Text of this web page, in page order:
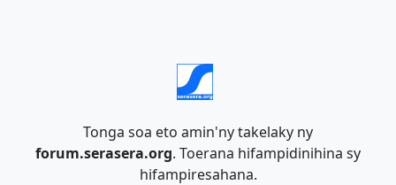
Tonga soa eto amin'ny takelaky ny
forum.serasera.org. Toerana hifampidinihina sy
hifampiresahana.